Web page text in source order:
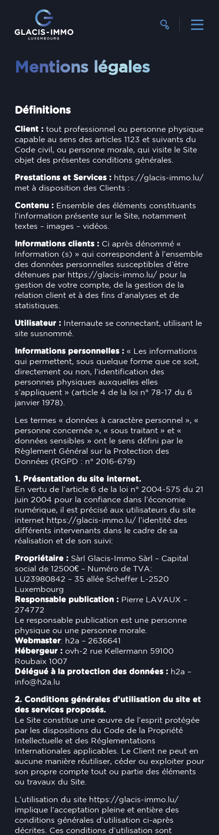
Mentions légales
Définitions
Client : tout professionnel ou personne physique
capable au sens des articles 1123 et suivants du
Code civil, ou personne morale, qui visite le Site
objet des présentes conditions générales.
Prestations et Services : https://glacis-immo.lu/
met à disposition des Clients :
Contenu : Ensemble des éléments constituants
l’information présente sur le Site, notamment
textes – images – vidéos.
Informations clients : Ci après dénommé «
Information (s) » qui correspondent à l’ensemble
des données personnelles susceptibles d’être
détenues par https://glacis-immo.lu/ pour la
gestion de votre compte, de la gestion de la
relation client et à des fins d’analyses et de
statistiques.
Utilisateur :
Internaute se connectant, utilisant le
site susnommé.
Informations personnelles : « Les informations
qui permettent, sous quelque forme que ce soit,
directement ou non, l’identification des
personnes physiques auxquelles elles
s’appliquent » (article 4 de la loi n° 78-17 du 6
janvier 1978).
Les termes « données à caractère personnel », «
personne concernée », « sous traitant » et «
données sensibles » ont le sens défini par le
Règlement Général sur la Protection des
Données (RGPD : n° 2016-679)
1. Présentation du site internet.
En vertu de l’article 6 de la loi n° 2004-575 du 21
juin 2004 pour la confiance dans l’économie
numérique, il est précisé aux utilisateurs du site
internet https://glacis-immo.lu/ l’identité des
différents intervenants dans le cadre de sa
réalisation et de son suivi:
Propriétaire : Sàrl Glacis-Immo Sàrl – Capital
social de 12500€ – Numéro de TVA:
LU23980842 – 35 allée Scheffer L-2520
Luxembourg
Responsable publication : Pierre LAVAUX –
274772
Le responsable publication est une personne
physique ou une personne morale.
Webmaster: h2a – 2636641
Hébergeur : ovh-2 rue Kellermann 59100
Roubaix 1007
Délégué à la protection des données : h2a –
info@h2a.lu
2. Conditions générales d’utilisation du site et
des services proposés.
Le Site constitue une œuvre de l’esprit protégée
par les dispositions du Code de la Propriété
Intellectuelle et des Réglementations
Internationales applicables. Le Client ne peut en
aucune manière réutiliser, céder ou exploiter pour
son propre compte tout ou partie des éléments
ou travaux du Site.
L’utilisation du site https://glacis-immo.lu/
implique l’acceptation pleine et entière des
conditions générales d’utilisation ci-après
décrites. Ces conditions d’utilisation sont